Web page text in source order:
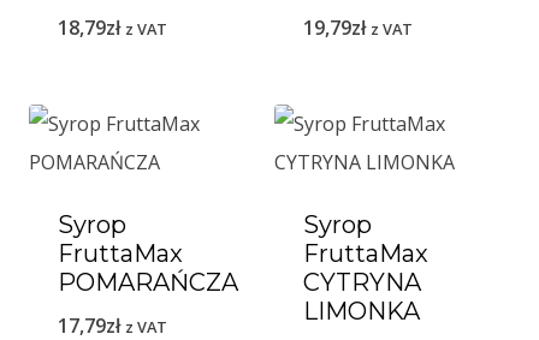
18,79zł z VAT 19,79zł z VAT
Syrop
FruttaMax
POMARAŃCZA
17,79zł z VAT
Syrop
FruttaMax
CYTRYNA
LIMONKA